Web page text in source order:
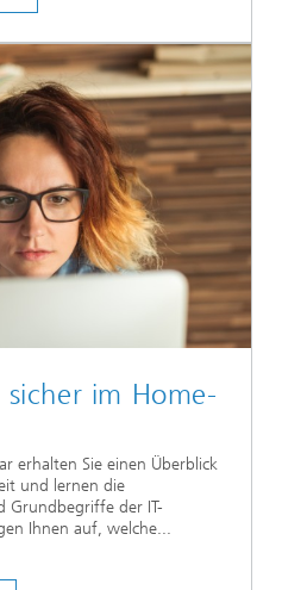
sicher im Home-
erhalten Sie einen Überblick
und lernen die
Grundbegriffe der IT-
Ihnen auf, welche...